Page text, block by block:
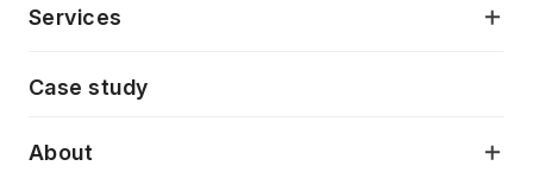
Services
AI駆動開発支援
Case study
About